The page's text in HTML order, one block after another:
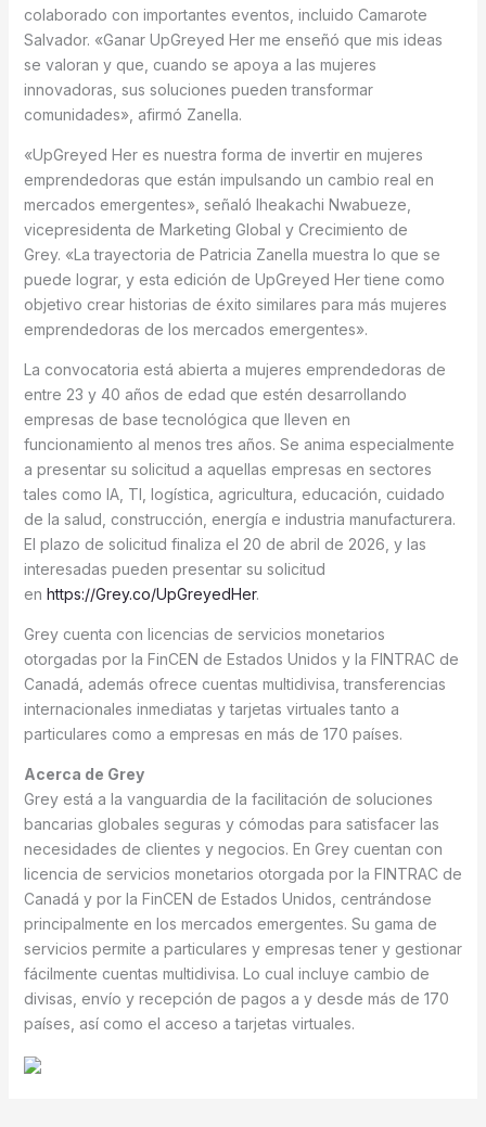
colaborado con importantes eventos, incluido Camarote
Salvador. «Ganar UpGreyed Her me enseñó que mis ideas
se valoran y que, cuando se apoya a las mujeres
innovadoras, sus soluciones pueden transformar
comunidades», afirmó Zanella.
«UpGreyed Her es nuestra forma de invertir en mujeres
emprendedoras que están impulsando un cambio real en
mercados emergentes», señaló Iheakachi Nwabueze,
vicepresidenta de Marketing Global y Crecimiento de
Grey. «La trayectoria de Patricia Zanella muestra lo que se
puede lograr, y esta edición de UpGreyed Her tiene como
objetivo crear historias de éxito similares para más mujeres
emprendedoras de los mercados emergentes».
La convocatoria está abierta a mujeres emprendedoras de
entre 23 y 40 años de edad que estén desarrollando
empresas de base tecnológica que lleven en
funcionamiento al menos tres años. Se anima especialmente
a presentar su solicitud a aquellas empresas en sectores
tales como IA, TI, logística, agricultura, educación, cuidado
de la salud, construcción, energía e industria manufacturera.
El plazo de solicitud finaliza el 20 de abril de 2026, y las
interesadas pueden presentar su solicitud
en https://Grey.co/UpGreyedHer.
Grey cuenta con licencias de servicios monetarios
otorgadas por la FinCEN de Estados Unidos y la FINTRAC de
Canadá, además ofrece cuentas multidivisa, transferencias
internacionales inmediatas y tarjetas virtuales tanto a
particulares como a empresas en más de 170 países.
Acerca de Grey
Grey está a la vanguardia de la facilitación de soluciones
bancarias globales seguras y cómodas para satisfacer las
necesidades de clientes y negocios. En Grey cuentan con
licencia de servicios monetarios otorgada por la FINTRAC de
Canadá y por la FinCEN de Estados Unidos, centrándose
principalmente en los mercados emergentes. Su gama de
servicios permite a particulares y empresas tener y gestionar
fácilmente cuentas multidivisa. Lo cual incluye cambio de
divisas, envío y recepción de pagos a y desde más de 170
países, así como el acceso a tarjetas virtuales.